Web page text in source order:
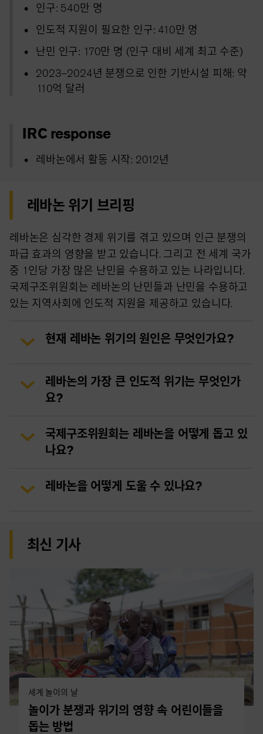
인구: 540만 명
인도적 지원이 필요한 인구: 410만 명
난민 인구: 170만 명 (인구 대비 세계 최고 수준)
2023–2024년 분쟁으로 인한 기반시설 피해: 약
110억 달러
IRC response
레바논에서 활동 시작: 2012년
레바논 위기 브리핑
레바논은 심각한 경제 위기를 겪고 있으며 인근 분쟁의
파급 효과의 영향을 받고 있습니다. 그리고 전 세계 국가
중 1인당 가장 많은 난민을 수용하고 있는 나라입니다.
국제구조위원회는 레바논의 난민들과 난민을 수용하고
있는 지역사회에 인도적 지원을 제공하고 있습니다.
현재 레바논 위기의 원인은 무엇인가요?
레바논의 가장 큰 인도적 위기는 무엇인가
요?
국제구조위원회는 레바논을 어떻게 돕고 있
나요?
레바논을 어떻게 도울 수 있나요?
최신 기사
세계 놀이의 날
놀이가 분쟁과 위기의 영향 속 어린이들을
돕는 방법